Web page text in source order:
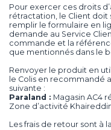
Pour exercer ces droits
rétractation, le Client doit
remplir le formulaire en
demande au Service
commande et la
que mentionnés dans le
Renvoyer le produit en
le Colis en recommandé
suivante :
Paraland : Magasin AC4
Zone d’activité
Les frais de retour sont à